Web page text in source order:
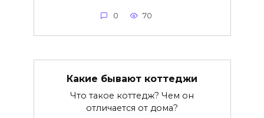
0 70
Какие бывают коттеджи
Что такое коттедж? Чем он
отличается от дома?